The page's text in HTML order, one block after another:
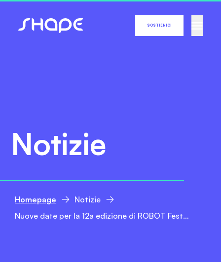
SOSTIENICI
Notizie
Homepage
Notizie
Nuove date per la 12a edizione di ROBOT Festival